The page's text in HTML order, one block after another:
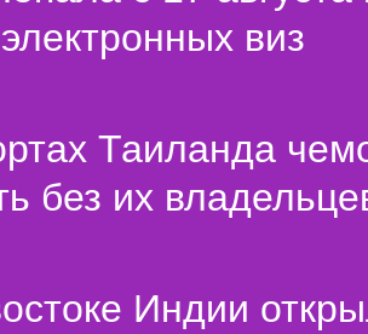
виз
Таиланда
без их
Индии